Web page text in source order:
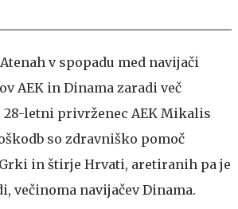
v spopadu med navijači
AEK in Dinama zaradi več
letni privrženec AEK Mikalis
so zdravniško pomoč
in štirje Hrvati, aretiranih pa je
večinoma navijačev Dinama.